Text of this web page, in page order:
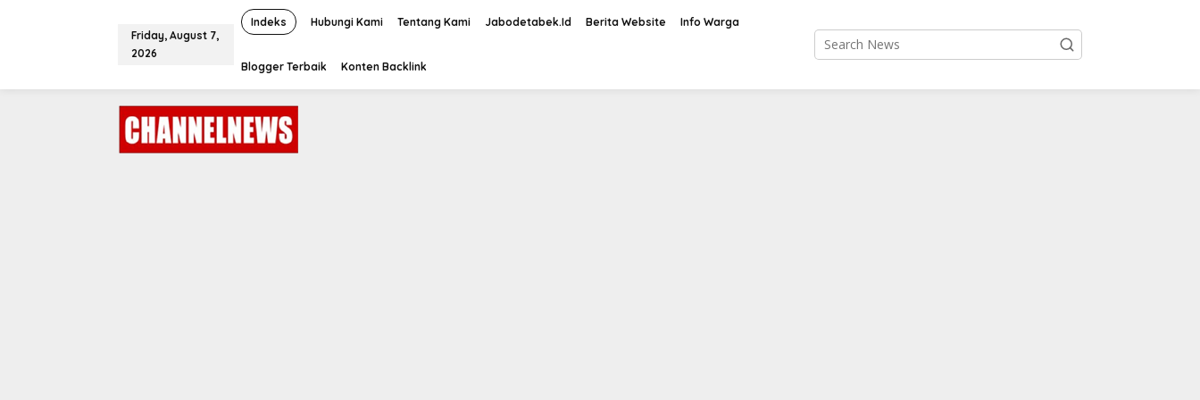
o
Friday, August 7,
2026
Indeks Hubungi Kami Tentang Kami Jabodetabek.Id Berita Website Info Warga
Blogger Terbaik Konten Backlink